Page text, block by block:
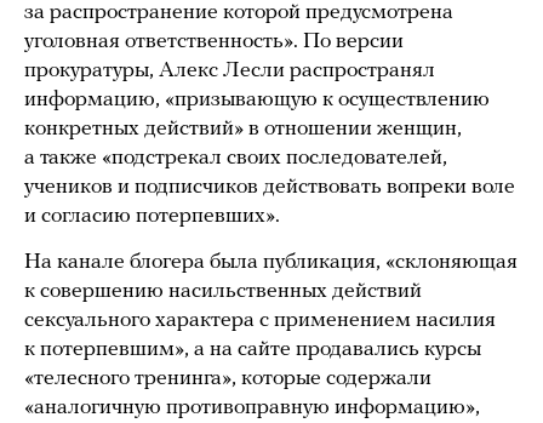
за распространение которой предусмотрена
уголовная ответственность». По версии
прокуратуры, Алекс Лесли распространял
информацию, «призывающую к осуществлению
конкретных действий» в отношении женщин,
а также «подстрекал своих последователей,
учеников и подписчиков действовать вопреки воле
и согласию потерпевших».
На канале блогера была публикация, «склоняющая
к совершению насильственных действий
сексуального характера с применением насилия
к потерпевшим», а на сайте продавались курсы
«телесного тренинга», которые содержали
«аналогичную противоправную информацию»,